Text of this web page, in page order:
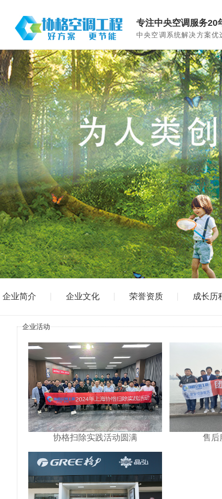
专注中央空调服务20
中央空调系统解决方案优
企业简介 企业文化 荣誉资质 成长历
企业活动
协格扫除实践活动圆满 售后